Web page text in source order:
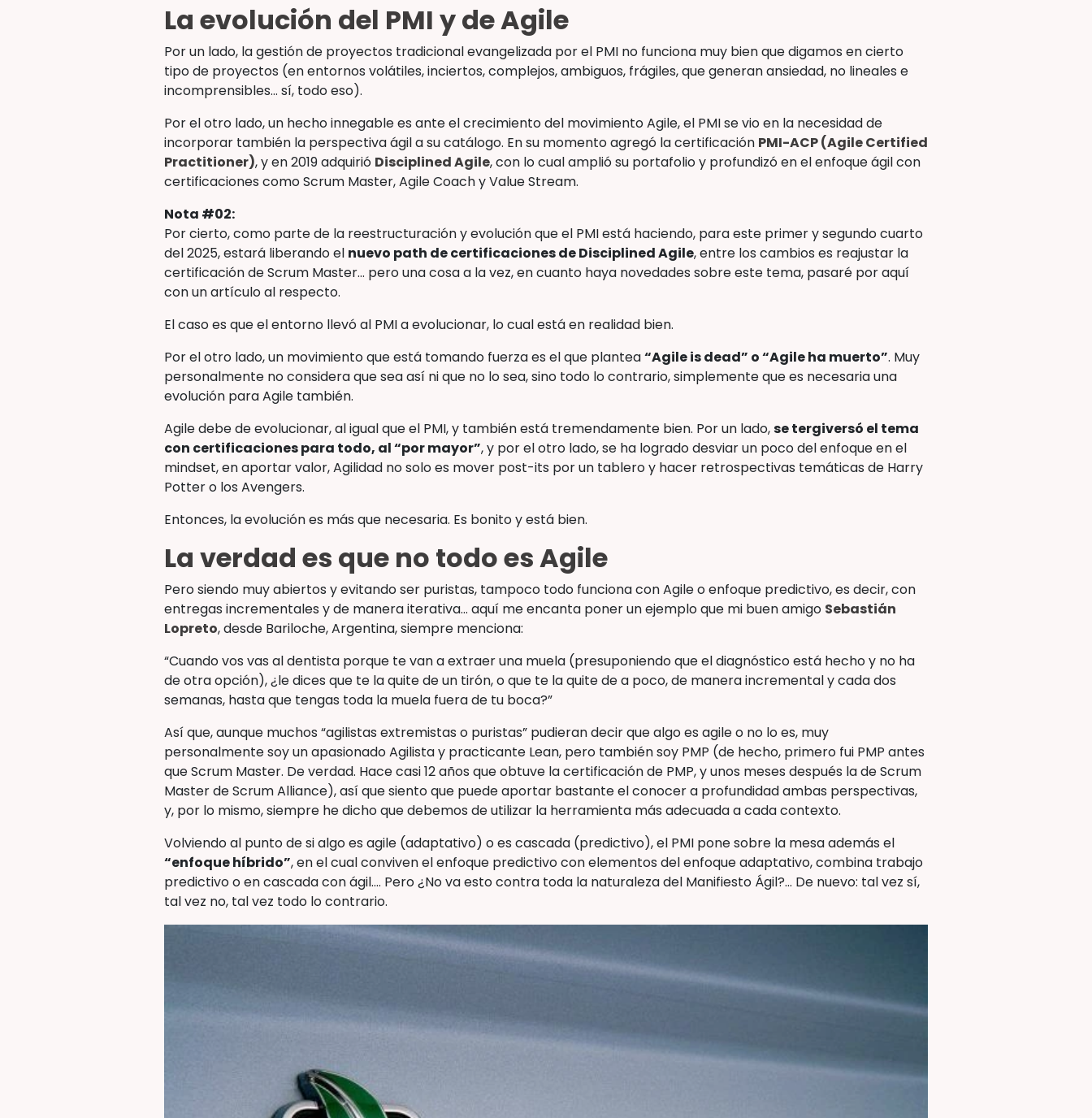
La evolución del PMI y de Agile
Por un lado, la gestión de proyectos tradicional evangelizada por el PMI no funciona muy bien que digamos en cierto
tipo de proyectos (en entornos volátiles, inciertos, complejos, ambiguos, frágiles, que generan ansiedad, no lineales e
incomprensibles… sí, todo eso).
Por el otro lado, un hecho innegable es ante el crecimiento del movimiento Agile, el PMI se vio en la necesidad de
incorporar también la perspectiva ágil a su catálogo. En su momento agregó la certificación PMI-ACP (Agile Certified
Practitioner), y en 2019 adquirió Disciplined Agile, con lo cual amplió su portafolio y profundizó en el enfoque ágil con
certificaciones como Scrum Master, Agile Coach y Value Stream.
Nota #02:
Por cierto, como parte de la reestructuración y evolución que el PMI está haciendo, para este primer y segundo cuarto
del 2025, estará liberando el nuevo path de certificaciones de Disciplined Agile, entre los cambios es reajustar la
certificación de Scrum Master… pero una cosa a la vez, en cuanto haya novedades sobre este tema, pasaré por aquí
con un artículo al respecto.
El caso es que el entorno llevó al PMI a evolucionar, lo cual está en realidad bien.
Por el otro lado, un movimiento que está tomando fuerza es el que plantea“Agile is dead” o “Agile ha muerto”. Muy
personalmente no considera que sea así ni que no lo sea, sino todo lo contrario, simplemente que es necesaria una
evolución para Agile también.
Agile debe de evolucionar, al igual que el PMI, y también está tremendamente bien. Por un lado,se tergiversó el tema
con certificaciones para todo, al “por mayor”, y por el otro lado, se ha logrado desviar un poco del enfoque en el
mindset, en aportar valor, Agilidad no solo es mover post-its por un tablero y hacer retrospectivas temáticas de Harry
Potter o los Avengers.
Entonces, la evolución es más que necesaria. Es bonito y está bien.
La verdad es que no todo es Agile
Pero siendo muy abiertos y evitando ser puristas, tampoco todo funciona con Agile o enfoque predictivo, es decir, con
entregas incrementales y de manera iterativa… aquí me encanta poner un ejemplo que mi buen amigo Sebastián
Lopreto, desde Bariloche, Argentina, siempre menciona:
“Cuando vos vas al dentista porque te van a extraer una muela (presuponiendo que el diagnóstico está hecho y no ha
de otra opción), ¿le dices que te la quite de un tirón, o que te la quite de a poco, de manera incremental y cada dos
semanas, hasta que tengas toda la muela fuera de tu boca?”
Así que, aunque muchos “agilistas extremistas o puristas” pudieran decir que algo es agile o no lo es, muy
personalmente soy un apasionado Agilista y practicante Lean, pero también soy PMP (de hecho, primero fui PMP antes
que Scrum Master. De verdad. Hace casi 12 años que obtuve la certificación de PMP, y unos meses después la de Scrum
Master de Scrum Alliance), así que siento que puede aportar bastante el conocer a profundidad ambas perspectivas,
y, por lo mismo, siempre he dicho que debemos de utilizar la herramienta más adecuada a cada contexto.
Volviendo al punto de si algo es agile (adaptativo) o es cascada (predictivo), el PMI pone sobre la mesa además el
“enfoque híbrido”, en el cual conviven el enfoque predictivo con elementos del enfoque adaptativo, combina trabajo
predictivo o en cascada con ágil.… Pero ¿No va esto contra toda la naturaleza del Manifiesto Ágil?… De nuevo: tal vez sí,
tal vez no, tal vez todo lo contrario.